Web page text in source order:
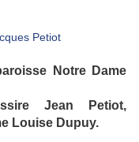
Notre Dame
Jean Petiot,
Louise Dupuy.